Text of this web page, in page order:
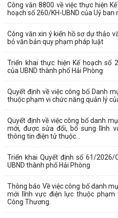
Công văn 8800 về việc thực hiện
hoạch số 260/KH-UBND của Uỷ
Công văn xin ý kiến hồ sơ dự thảo
bỏ văn bản quy phạm pháp luật
Triển khai thực hiện Kế hoạch số
của UBND thành phố Hải Phòng
Quyết định về việc công bố Danh
thuộc phạm vi chức năng quản lý
Quyết định về việc công bố danh
mới, được sửa đổi, bổ sung lĩnh
thông tin điện tử thuộc...
Triển khai Quyết định số 61/2026/
UBND thành phố Hải Phòng
Thông báo Về việc công bố danh
mới lĩnh vực điện lực thuộc
Công Thương.